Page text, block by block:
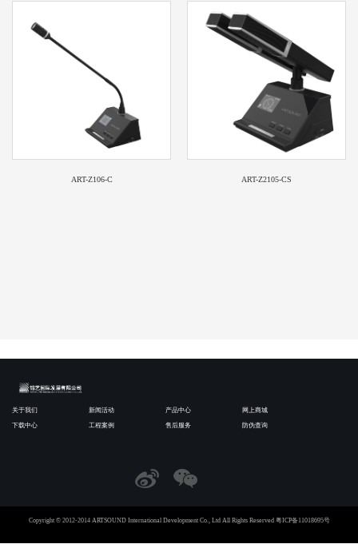
ART-Z106-C ART-Z2105-CS
关于我们 新闻活动 产品中心 网上商城
下载中心 工程案例 售后服务 防伪查询
Copyright © 2012-2014 ARTSOUND International Development Co., Ltd All Rights Reserved 粤ICP备11018695号